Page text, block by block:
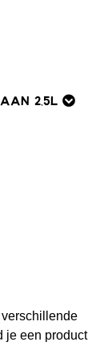
2,5L
je een product